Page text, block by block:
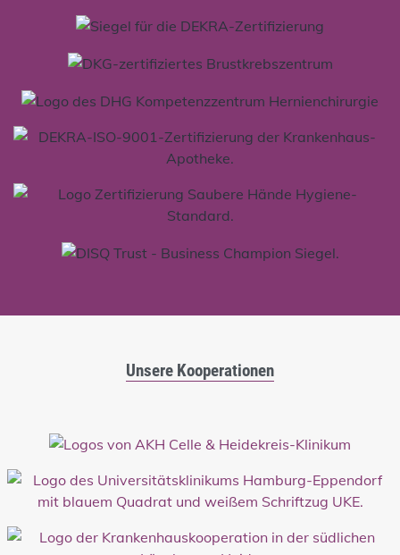
Unsere Kooperationen